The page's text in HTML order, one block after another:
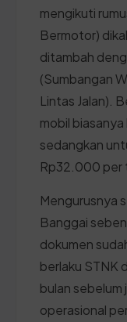
mengikuti
Bermotor)
ditambah
(Sumbangan
Lintas Jalan).
mobil
sedangkan
Rp32.000 per
Mengurusnya
Banggai
dokumen
berlaku STNK
bulan
operasional